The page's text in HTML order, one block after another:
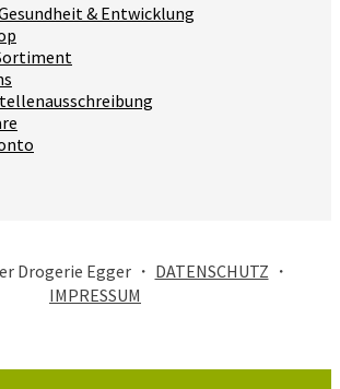
& Entwicklung
Drogerie Egger ・ DATENSCHUTZ ・
IMPRESSUM